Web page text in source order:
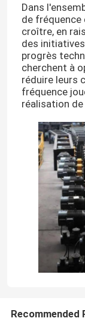
À la maison
Produits
Vidéos
À propos de
Dans
de fréquence
croître, en
des
progrès
cherchent à
réduire leurs
fréquence
réalisation
Recommended